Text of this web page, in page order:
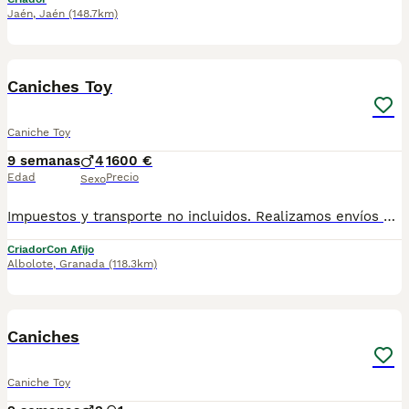
Jaén, Jaén (148.7km)
Caniches Toy
Caniche Toy
9 semanas
Edad
4
Sexo
1600 €
Precio
Impuestos y transporte no incluidos. Realizamos envíos a toda España ( Barcelona, Madrid, Mallorca, Marbella, etc). Se entregan con sus vacunas y desparasitaciones correspondientes, cartilla, chip y contrato. Para más información contactar: 958 26 94 55 ( Por llamada) 624 637 075 ( Por whatsap) Web: www.centropuppyhome.com
CriadorCon Afijo
Albolote, Granada (118.3km)
Caniches
Caniche Toy